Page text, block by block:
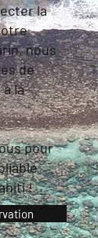
la
nous
de
la
pour
!